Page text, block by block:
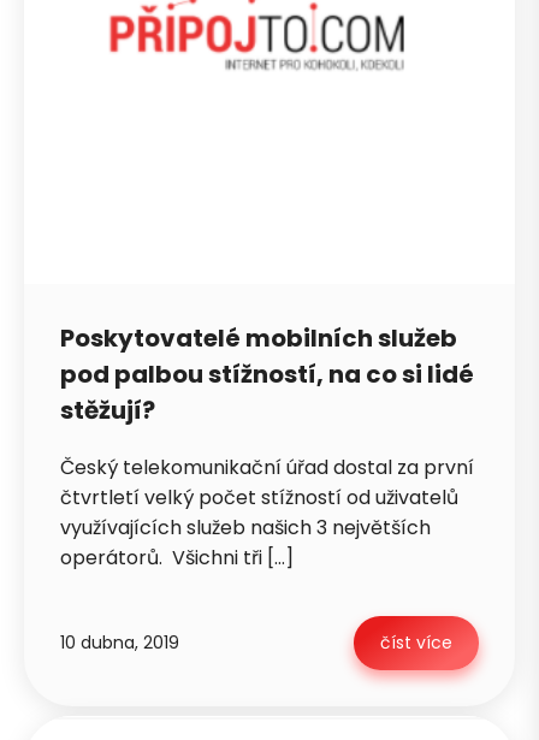
Poskytovatelé mobilních služeb
pod palbou stížností, na co si lidé
stěžují?
Český telekomunikační úřad dostal za první
čtvrtletí velký počet stížností od uživatelů
využívajících služeb našich 3 největších
operátorů. Všichni tři […]
10 dubna, 2019 číst více